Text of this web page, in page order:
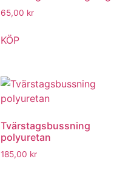
65,00 kr
KÖP
Tvärstagsbussning
polyuretan
185,00 kr